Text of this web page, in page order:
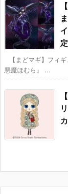
【まどマギ】フィ
悪魔ほむら』 ...